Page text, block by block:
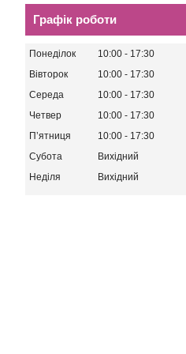
Графік роботи
Понеділок 10:00
17:30
Вівторок
10:00
17:30
Середа
10:00
17:30
Четвер
10:00
17:30
Пʼятниця
10:00
17:30
Субота
Вихідний
Неділя
Вихідний